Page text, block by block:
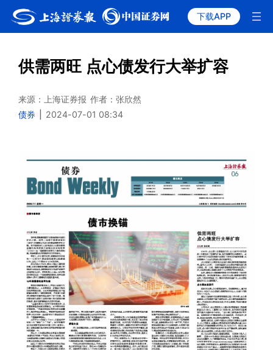
下载APP
供需两旺 点心债发行大举扩容
来源：上海证券报 作者：张欣然
债券
2024-07-01 08:34